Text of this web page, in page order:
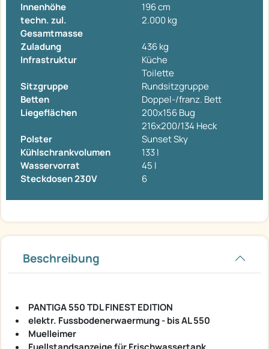
Innenhöhe
196 cm
techn. zul.
Gesamtmasse
2.000 kg
Zuladung
436 kg
Infrastruktur
Küche
Toilette
Sitzgruppe
Rundsitzgruppe
Betten
Doppel-/franz. Bett
Liegeflächen
200x156 Bug
216x200/134 Heck
Polster
Sunset Sky
Kühlschrankvolumen
133 l
Wasservorrat
45 l
Steckdosen 230V
6
Beschreibung
PANTIGA 550 TDL FINEST EDITION
elektr. Fussbodenerwaermung - bis AL 550
Muelleimer